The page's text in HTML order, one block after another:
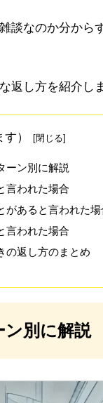
談なのか分から
返し方を紹介しま
）
ーン別に解説
言われた場合
があると言われた場
言われた場合
の返し方のまとめ
別に解説